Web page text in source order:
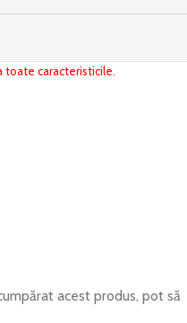
toate caracteristicile.
acest produs, pot să